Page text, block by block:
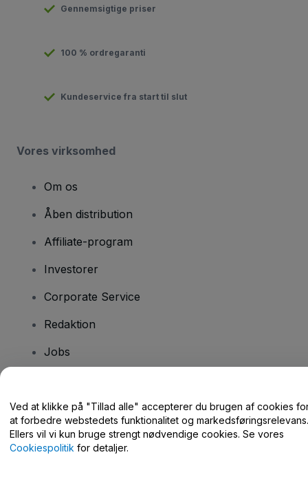
Gennemsigtige priser
100 % ordregaranti
Kundeservice fra start til slut
Vores virksomhed
Om os
Åben distribution
Affiliate-program
Investorer
Corporate Service
Redaktion
Jobs
Har du spørgsmål?
Hjælpecenter / Kontakt os
Ved at klikke på "Tillad alle" accepterer du brugen af cookies
at forbedre webstedets funktionalitet og markedsføringsrelevans.
Ellers vil vi kun bruge strengt nødvendige cookies. Se vores
Cookiespolitik for detaljer.